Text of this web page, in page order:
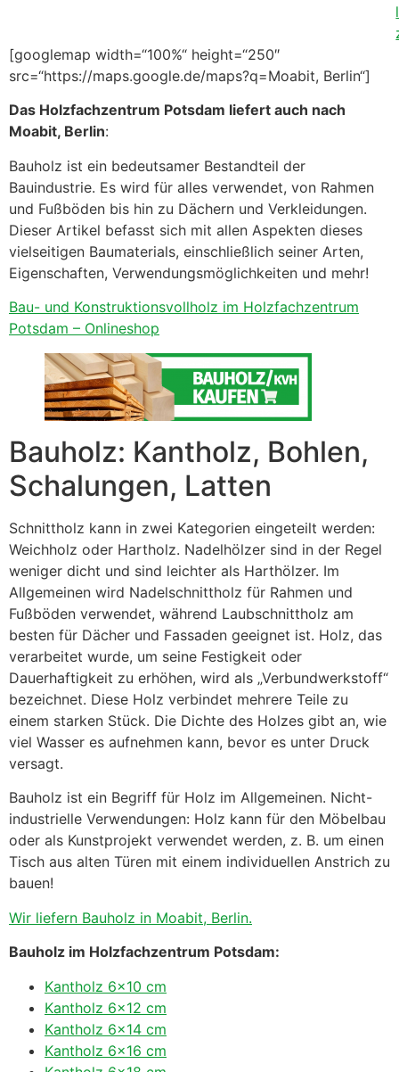
l
[googlemap width=“100%“ height=“250″
src=“https://maps.google.de/maps?q=Moabit, Berlin“]
Das Holzfachzentrum Potsdam liefert auch nach
Moabit, Berlin:
Bauholz ist ein bedeutsamer Bestandteil der
Bauindustrie. Es wird für alles verwendet, von Rahmen
und Fußböden bis hin zu Dächern und Verkleidungen.
Dieser Artikel befasst sich mit allen Aspekten dieses
vielseitigen Baumaterials, einschließlich seiner Arten,
Eigenschaften, Verwendungsmöglichkeiten und mehr!
Bau- und Konstruktionsvollholz im Holzfachzentrum
Potsdam – Onlineshop
Bauholz: Kantholz, Bohlen,
Schalungen, Latten
Schnittholz kann in zwei Kategorien eingeteilt werden:
Weichholz oder Hartholz. Nadelhölzer sind in der Regel
weniger dicht und sind leichter als Harthölzer. Im
Allgemeinen wird Nadelschnittholz für Rahmen und
Fußböden verwendet, während Laubschnittholz am
besten für Dächer und Fassaden geeignet ist. Holz, das
verarbeitet wurde, um seine Festigkeit oder
Dauerhaftigkeit zu erhöhen, wird als „Verbundwerkstoff“
bezeichnet. Diese Holz verbindet mehrere Teile zu
einem starken Stück. Die Dichte des Holzes gibt an, wie
viel Wasser es aufnehmen kann, bevor es unter Druck
versagt.
Bauholz ist ein Begriff für Holz im Allgemeinen. Nicht-
industrielle Verwendungen: Holz kann für den Möbelbau
oder als Kunstprojekt verwendet werden, z. B. um einen
Tisch aus alten Türen mit einem individuellen Anstrich zu
bauen!
Wir liefern Bauholz in Moabit, Berlin.
Bauholz im Holzfachzentrum Potsdam:
Kantholz 6×10 cm
Kantholz 6×12 cm
Kantholz 6×14 cm
Kantholz 6×16 cm